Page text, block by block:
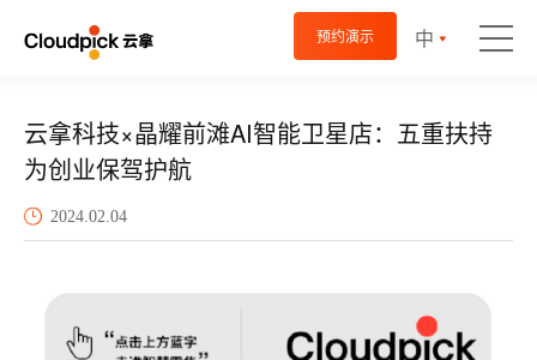
预约演示 中
云拿科技×晶耀前滩AI智能卫星店：五重扶持
为创业保驾护航
2024.02.04